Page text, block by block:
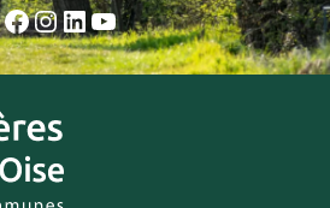
Facebook
Instagram
LinkedIn
YouTube